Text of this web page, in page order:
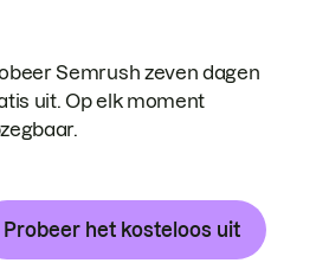
Semrush zeven dagen
uit. Op elk moment
Probeer het kosteloos uit